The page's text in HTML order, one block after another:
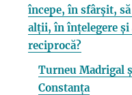
începe, în sfârșit,
alții, în înțelegere și
reciprocă?
Turneu Madrigal
Constanța